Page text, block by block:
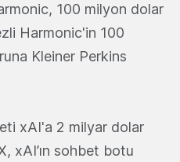
100 milyon dolar
Harmonic'in 100
Kleiner Perkins
xAI'a 2 milyar dolar
xAI’ın sohbet botu